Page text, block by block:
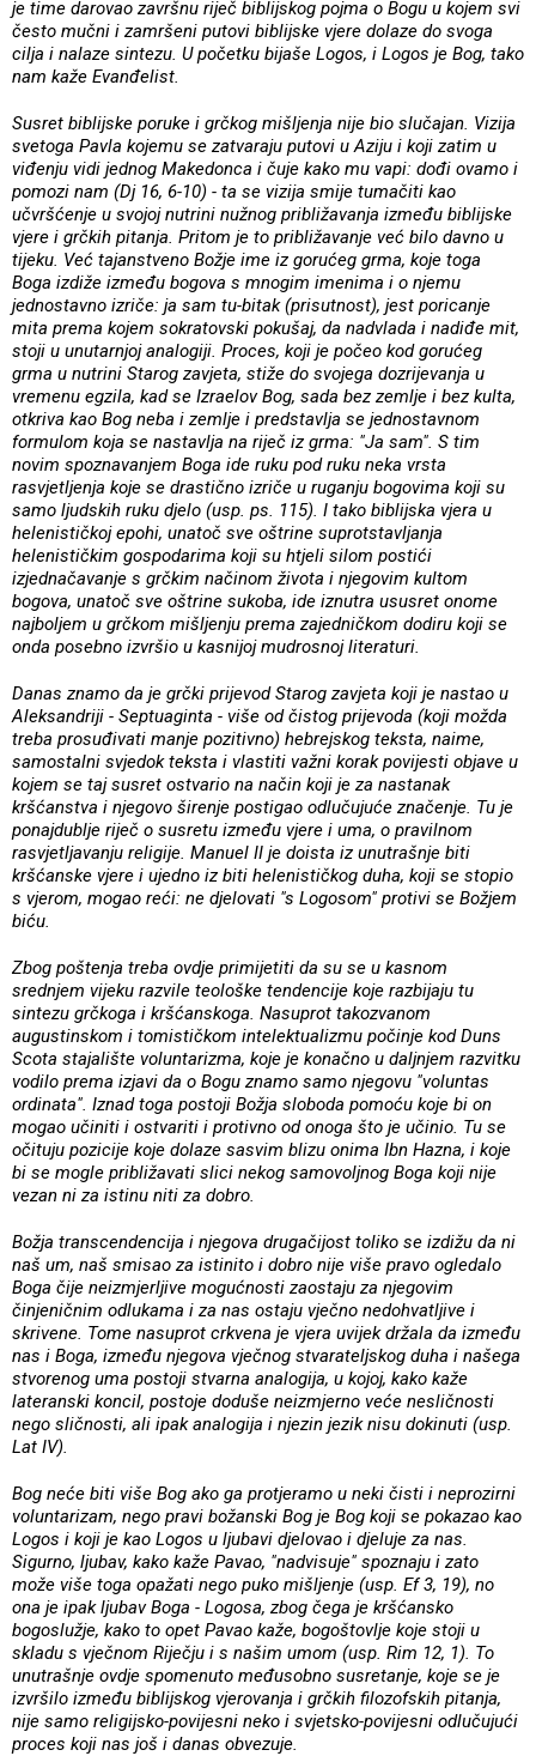
je time darovao završnu riječ biblijskog pojma o Bogu u kojem svi
često mučni i zamršeni putovi biblijske vjere dolaze do svoga
cilja i nalaze sintezu. U početku bijaše Logos, i Logos je Bog, tako
nam kaže Evanđelist.
Susret biblijske poruke i grčkog mišljenja nije bio slučajan. Vizija
svetoga Pavla kojemu se zatvaraju putovi u Aziju i koji zatim u
viđenju vidi jednog Makedonca i čuje kako mu vapi: dođi ovamo i
pomozi nam (Dj 16, 6-10) - ta se vizija smije tumačiti kao
učvršćenje u svojoj nutrini nužnog približavanja između biblijske
vjere i grčkih pitanja. Pritom je to približavanje već bilo davno u
tijeku. Već tajanstveno Božje ime iz gorućeg grma, koje toga
Boga izdiže između bogova s mnogim imenima i o njemu
jednostavno izriče: ja sam tu-bitak (prisutnost), jest poricanje
mita prema kojem sokratovski pokušaj, da nadvlada i nadiđe mit,
stoji u unutarnjoj analogiji. Proces, koji je počeo kod gorućeg
grma u nutrini Starog zavjeta, stiže do svojega dozrijevanja u
vremenu egzila, kad se Izraelov Bog, sada bez zemlje i bez kulta,
otkriva kao Bog neba i zemlje i predstavlja se jednostavnom
formulom koja se nastavlja na riječ iz grma: "Ja sam". S tim
novim spoznavanjem Boga ide ruku pod ruku neka vrsta
rasvjetljenja koje se drastično izriče u ruganju bogovima koji su
samo ljudskih ruku djelo (usp. ps. 115). I tako biblijska vjera u
helenističkoj epohi, unatoč sve oštrine suprotstavljanja
helenističkim gospodarima koji su htjeli silom postići
izjednačavanje s grčkim načinom života i njegovim kultom
bogova, unatoč sve oštrine sukoba, ide iznutra ususret onome
najboljem u grčkom mišljenju prema zajedničkom dodiru koji se
onda posebno izvršio u kasnijoj mudrosnoj literaturi.
Danas znamo da je grčki prijevod Starog zavjeta koji je nastao u
Aleksandriji - Septuaginta - više od čistog prijevoda (koji možda
treba prosuđivati manje pozitivno) hebrejskog teksta, naime,
samostalni svjedok teksta i vlastiti važni korak povijesti objave u
kojem se taj susret ostvario na način koji je za nastanak
kršćanstva i njegovo širenje postigao odlučujuće značenje. Tu je
ponajdublje riječ o susretu između vjere i uma, o pravilnom
rasvjetljavanju religije. Manuel II je doista iz unutrašnje biti
kršćanske vjere i ujedno iz biti helenističkog duha, koji se stopio
s vjerom, mogao reći: ne djelovati "s Logosom" protivi se Božjem
biću.
Zbog poštenja treba ovdje primijetiti da su se u kasnom
srednjem vijeku razvile teološke tendencije koje razbijaju tu
sintezu grčkoga i kršćanskoga. Nasuprot takozvanom
augustinskom i tomističkom intelektualizmu počinje kod Duns
Scota stajalište voluntarizma, koje je konačno u daljnjem razvitku
vodilo prema izjavi da o Bogu znamo samo njegovu "voluntas
ordinata". Iznad toga postoji Božja sloboda pomoću koje bi on
mogao učiniti i ostvariti i protivno od onoga što je učinio. Tu se
očituju pozicije koje dolaze sasvim blizu onima Ibn Hazna, i koje
bi se mogle približavati slici nekog samovoljnog Boga koji nije
vezan ni za istinu niti za dobro.
Božja transcendencija i njegova drugačijost toliko se izdižu da ni
naš um, naš smisao za istinito i dobro nije više pravo ogledalo
Boga čije neizmjerljive mogućnosti zaostaju za njegovim
činjeničnim odlukama i za nas ostaju vječno nedohvatljive i
skrivene. Tome nasuprot crkvena je vjera uvijek držala da između
nas i Boga, između njegova vječnog stvarateljskog duha i našega
stvorenog uma postoji stvarna analogija, u kojoj, kako kaže
lateranski koncil, postoje doduše neizmjerno veće nesličnosti
nego sličnosti, ali ipak analogija i njezin jezik nisu dokinuti (usp.
Lat IV).
Bog neće biti više Bog ako ga protjeramo u neki čisti i neprozirni
voluntarizam, nego pravi božanski Bog je Bog koji se pokazao kao
Logos i koji je kao Logos u ljubavi djelovao i djeluje za nas.
Sigurno, ljubav, kako kaže Pavao, "nadvisuje" spoznaju i zato
može više toga opažati nego puko mišljenje (usp. Ef 3, 19), no
ona je ipak ljubav Boga - Logosa, zbog čega je kršćansko
bogoslužje, kako to opet Pavao kaže, bogoštovlje koje stoji u
skladu s vječnom Riječju i s našim umom (usp. Rim 12, 1). To
unutrašnje ovdje spomenuto međusobno susretanje, koje se je
izvršilo između biblijskog vjerovanja i grčkih filozofskih pitanja,
nije samo religijsko-povijesni neko i svjetsko-povijesni odlučujući
proces koji nas još i danas obvezuje.